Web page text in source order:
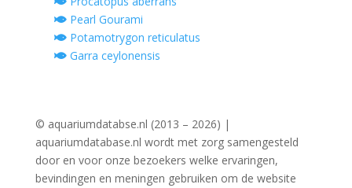
Pearl Gourami
Potamotrygon reticulatus
Garra ceylonensis
© aquariumdatabse.nl (2013 – 2026) |
aquariumdatabase.nl wordt met zorg samengesteld
door en voor onze bezoekers welke ervaringen,
bevindingen en meningen gebruiken om de website